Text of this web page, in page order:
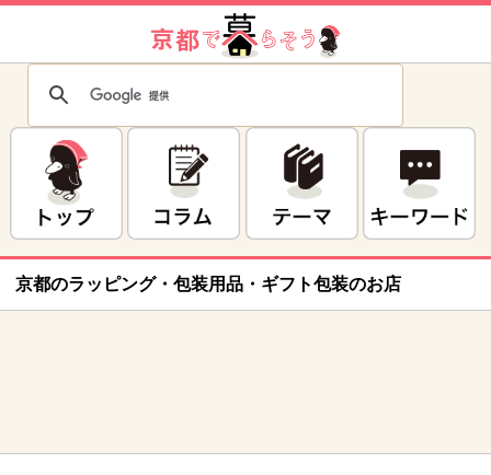
京都のラッピング・包装用品・ギフト包装のお店